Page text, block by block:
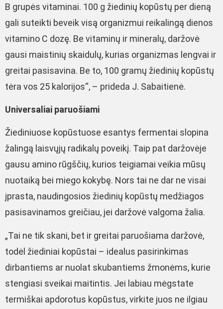
B grupės vitaminai. 100 g žiedinių kopūstų per dieną
gali suteikti beveik visą organizmui reikalingą dienos
vitamino C dozę. Be vitaminų ir mineralų, daržovė
gausi maistinių skaidulų, kurias organizmas lengvai ir
greitai pasisavina. Be to, 100 gramų žiedinių kopūstų
tėra vos 25 kalorijos“, – prideda J. Sabaitienė.
Universaliai paruošiami
Žiediniuose kopūstuose esantys fermentai slopina
žalingą laisvųjų radikalų poveikį. Taip pat daržovėje
gausu amino rūgščių, kurios teigiamai veikia mūsų
nuotaiką bei miego kokybę. Nors tai ne dar ne visai
įprasta, naudingosios žiedinių kopūstų medžiagos
pasisavinamos greičiau, jei daržovė valgoma žalia.
„Tai ne tik skani, bet ir greitai paruošiama daržovė,
todėl žiediniai kopūstai – idealus pasirinkimas
dirbantiems ar nuolat skubantiems žmonėms, kurie
stengiasi sveikai maitintis. Jei labiau mėgstate
termiškai apdorotus kopūstus, virkite juos ne ilgiau